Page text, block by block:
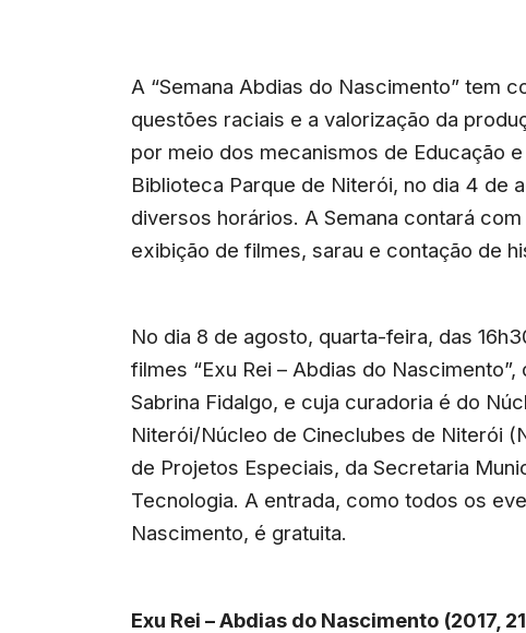
A “Semana Abdias do Nascimento” tem
questões raciais e a valorização da
por meio dos mecanismos de Educação
Biblioteca Parque de Niterói, no dia 4 de
diversos horários. A Semana contará
exibição de filmes, sarau e contação de
No dia 8 de agosto, quarta-feira, das
filmes “Exu Rei – Abdias do Nascimento”,
Sabrina Fidalgo, e cuja curadoria é do
Niterói/Núcleo de Cineclubes de Niterói
de Projetos Especiais, da Secretaria
Tecnologia. A entrada, como todos os
Nascimento, é gratuita.
Exu Rei – Abdias do Nascimento (2017,